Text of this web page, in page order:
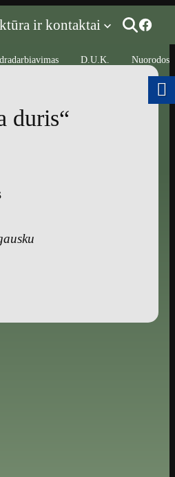
ir kontaktai
D.U.K. Nuorodos
duris“